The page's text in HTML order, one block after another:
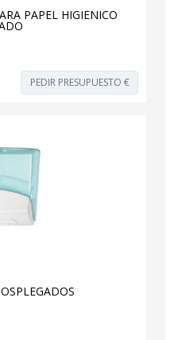
PAPEL HIGIÉNICO
PEDIR PRESUPUESTO €